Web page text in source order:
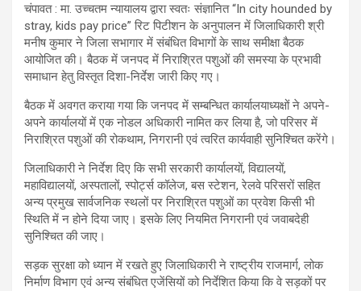
चंपावत : मा. उच्चतम न्यायालय द्वारा स्वतः संज्ञानित “In city hounded by
stray, kids pay price” रिट पिटीशन के अनुपालन में जिलाधिकारी श्री
मनीष कुमार ने जिला सभागार में संबंधित विभागों के साथ समीक्षा बैठक
आयोजित की। बैठक में जनपद में निराश्रित पशुओं की समस्या के प्रभावी
समाधान हेतु विस्तृत दिशा-निर्देश जारी किए गए।
बैठक में अवगत कराया गया कि जनपद में सम्बन्धित कार्यालयाध्यक्षों ने अपने-
अपने कार्यालयों में एक नोडल अधिकारी नामित कर लिया है, जो परिसर में
निराश्रित पशुओं की रोकथाम, निगरानी एवं त्वरित कार्यवाही सुनिश्चित करेंगे।
जिलाधिकारी ने निर्देश दिए कि सभी सरकारी कार्यालयों, विद्यालयों,
महाविद्यालयों, अस्पतालों, स्पोर्ट्स कॉलेज, बस स्टेशन, रेलवे परिसरों सहित
अन्य प्रमुख सार्वजनिक स्थलों पर निराश्रित पशुओं का प्रवेश किसी भी
स्थिति में न होने दिया जाए। इसके लिए नियमित निगरानी एवं जवाबदेही
सुनिश्चित की जाए।
सड़क सुरक्षा को ध्यान में रखते हुए जिलाधिकारी ने राष्ट्रीय राजमार्ग, लोक
निर्माण विभाग एवं अन्य संबंधित एजेंसियों को निर्देशित किया कि वे सड़कों पर